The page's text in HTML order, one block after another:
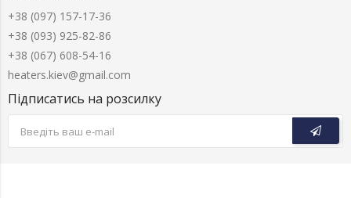
+38 (097) 157-17-36
+38 (093) 925-82-86
+38 (067) 608-54-16
heaters.kiev@gmail.com
Підписатись на розсилку